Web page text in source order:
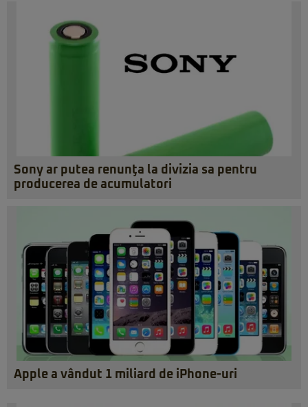
Sony ar putea renunţa la divizia sa pentru
producerea de acumulatori
Apple a vândut 1 miliard de iPhone-uri